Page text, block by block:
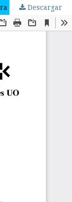
VelascoDescargar